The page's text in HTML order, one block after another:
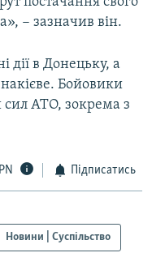
− зазначив він.
в Донецьку, а
Бойовики
сил АТО, зокрема з
Підписатись
Новини | Суспільство